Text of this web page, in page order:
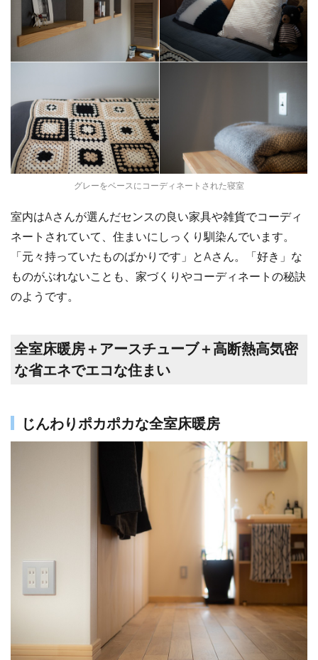
グレーをベースにコーディネートされた寝室
室内はAさんが選んだセンスの良い家具や雑貨でコーディ
ネートされていて、住まいにしっくり馴染んでいます。
「元々持っていたものばかりです」とAさん。「好き」な
ものがぶれないことも、家づくりやコーディネートの秘訣
のようです。
全室床暖房＋アースチューブ＋高断熱高気密
な省エネでエコな住まい
じんわりポカポカな全室床暖房